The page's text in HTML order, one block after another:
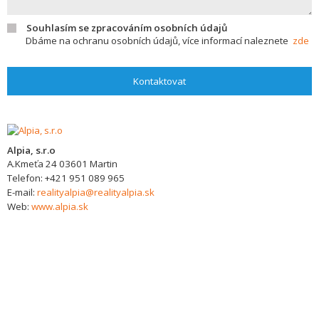
Souhlasím se zpracováním osobních údajů
Dbáme na ochranu osobních údajů, více informací naleznete zde
Kontaktovat
Alpia, s.r.o
A.Kmeťa 2403601 Martin
Telefon: +421 951 089 965
E-mail: realityalpia@realityalpia.sk
Web: www.alpia.sk